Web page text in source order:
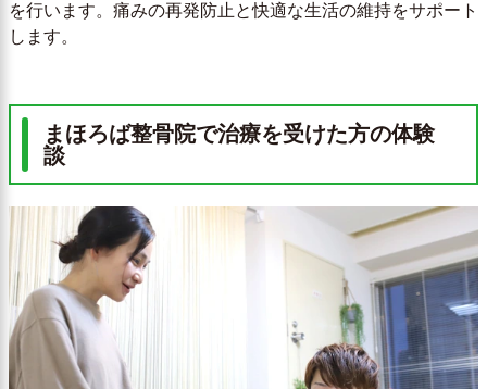
を行います。痛みの再発防止と快適な生活の維持をサポート
します。
まほろば整骨院で治療を受けた方の体験
談